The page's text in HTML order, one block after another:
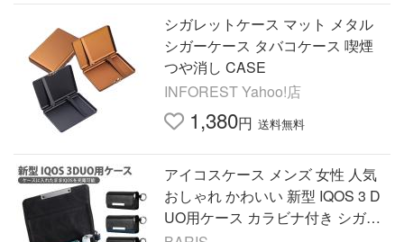
シガレットケース マット メタル
シガーケース タバコケース 喫煙
つや消し CASE
INFOREST Yahoo!店
1,380円 送料無料
アイコスケース メンズ 女性 人気
おしゃれ かわいい 新型 IQOS 3 D
UO用ケース カラビナ付き シガレ